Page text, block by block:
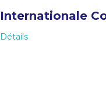
Internationale
Détails